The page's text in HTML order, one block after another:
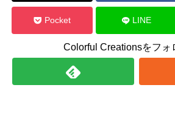
Pocket LINE
Colorful Creationsをフォ